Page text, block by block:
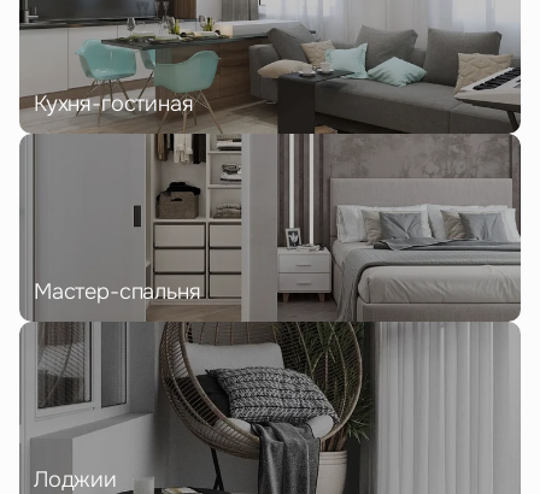
Кухня-гостиная
Мастер-спальня
Лоджии